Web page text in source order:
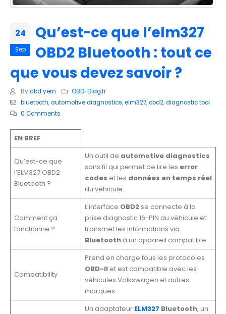
24
Sep
Qu’est-ce que l’elm327
OBD2 Bluetooth : tout ce
que vous devez savoir ?
By abd yern
OBD-Diag.fr
bluetooth,automotive diagnostics,elm327,obd2,diagnostic tool
0 Comments
EN BREF
Qu’est-ce que
l’ELM327 OBD2
Bluetooth ?
Un outil de automotive diagnostics
sans fil qui permet de lire les error
codes et les données en temps réel
du véhicule.
Comment ça
fonctionne ?
L’interface OBD2se connecte à la
prise diagnostic 16-PIN du véhicule et
transmet les informations via
Bluetoothà un appareil compatible.
Compatibility
Prend en charge tous les protocoles
OBD-IIet est compatible avec les
véhicules Volkswagen et autres
marques.
Un adaptateur ELM327 Bluetooth, un